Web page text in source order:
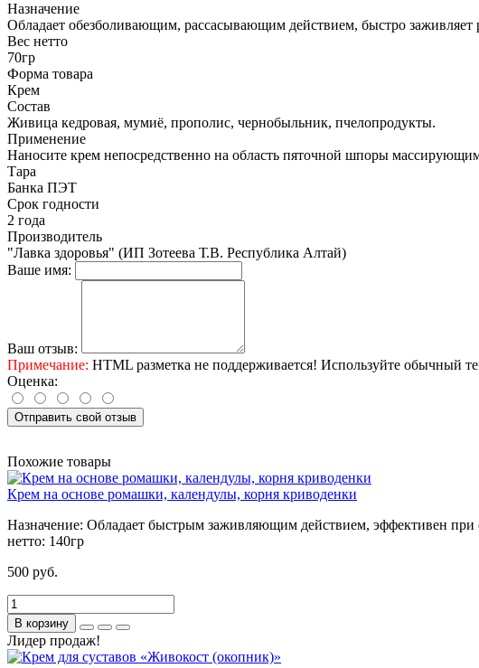
Назначение
Обладает обезболивающим, рассасывающим действием, быстро заживляет
Вес нетто
70гр
Форма товара
Крем
Состав
Живица кедровая, мумиё, прополис, чернобыльник, пчелопродукты.
Применение
Наносите крем непосредственно на область пяточной шпоры
Тара
Банка ПЭТ
Срок годности
2 года
Производитель
"Лавка здоровья" (ИП Зотеева Т.В. Республика Алтай)
Ваше имя:
Ваш отзыв:
Примечание: HTML разметка не поддерживается! Используйте обычный
Оценка:
Отправить свой отзыв
Похожие товары
Крем на основе ромашки, календулы, корня криводенки
Назначение: Обладает быстрым заживляющим действием, эффективен при
нетто: 140гр
500 руб.
В корзину
Лидер продаж!